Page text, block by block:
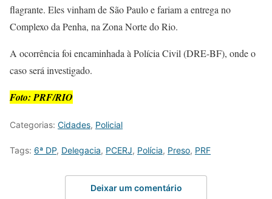
flagrante. Eles vinham de São Paulo e fariam a entrega no
Complexo da Penha, na Zona Norte do Rio.
A ocorrência foi encaminhada à Polícia Civil (DRE-BF), onde o
caso será investigado.
Foto: PRF/RIO
Categorias: Cidades, Policial
Tags: 6ª DP, Delegacia, PCERJ, Polícia, Preso, PRF
Deixar um comentário